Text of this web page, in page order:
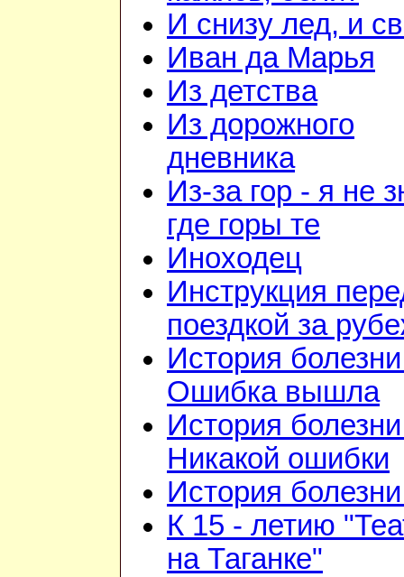
И снизу лед, и
Иван да Марья
Из детства
Из дорожного
дневника
Из-за гор - я не
где горы те
Иноходец
Инструкция
поездкой за
История
Ошибка вышла
История
Никакой ошибки
История
К 15 - летию
на Таганке"